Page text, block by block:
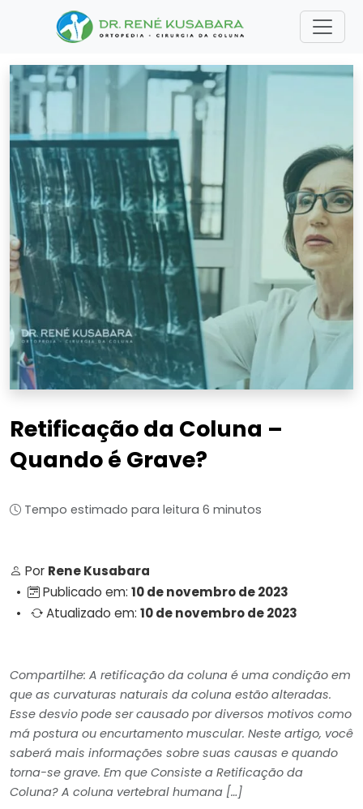
Retificação da Coluna –
Quando é Grave?
Tempo estimado para leitura 6 minutos
Por Rene Kusabara
•
Publicado em: 10 de novembro de 2023
•
Atualizado em: 10 de novembro de 2023
Compartilhe: A retificação da coluna é uma condição em
que as curvaturas naturais da coluna estão alteradas.
Esse desvio pode ser causado por diversos motivos como
má postura ou encurtamento muscular. Neste artigo, você
saberá mais informações sobre suas causas e quando
torna-se grave. Em que Consiste a Retificação da
Coluna? A coluna vertebral humana […]